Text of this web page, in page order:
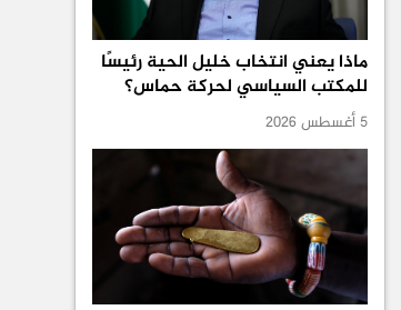
ماذا يعني انتخاب خليل الحية رئيسًا
للمكتب السياسي لحركة حماس؟
5 أغسطس 2026